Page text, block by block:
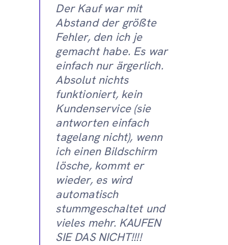
Der Kauf war mit
Abstand der größte
Fehler, den ich je
gemacht habe. Es war
einfach nur ärgerlich.
Absolut nichts
funktioniert, kein
Kundenservice (sie
antworten einfach
tagelang nicht), wenn
ich einen Bildschirm
lösche, kommt er
wieder, es wird
automatisch
stummgeschaltet und
vieles mehr. KAUFEN
SIE DAS NICHT!!!!